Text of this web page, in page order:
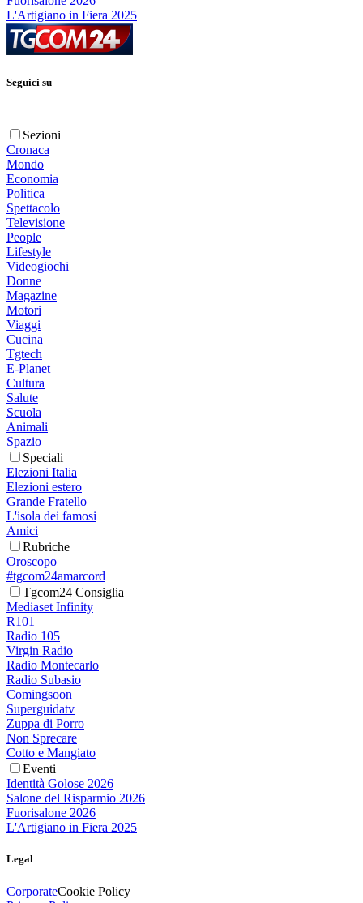
L'Artigiano in Fiera 2025
Seguici su
Sezioni
Cronaca
Mondo
Economia
Politica
Spettacolo
Televisione
People
Lifestyle
Videogiochi
Donne
Magazine
Motori
Viaggi
Cucina
Tgtech
E-Planet
Cultura
Salute
Scuola
Animali
Spazio
Speciali
Elezioni Italia
Elezioni estero
Grande Fratello
L'isola dei famosi
Amici
Rubriche
Oroscopo
#tgcom24amarcord
Tgcom24 Consiglia
Mediaset Infinity
R101
Radio 105
Virgin Radio
Radio Montecarlo
Radio Subasio
Comingsoon
Superguidatv
Zuppa di Porro
Non Sprecare
Cotto e Mangiato
Eventi
Identità Golose 2026
Salone del Risparmio 2026
Fuorisalone 2026
L'Artigiano in Fiera 2025
Legal
CorporateCookie Policy